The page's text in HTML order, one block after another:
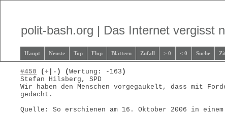
polit-bash.org | Das Internet vergisst
Haupt Neuste Top Flop Blättern Zufall > 0 < 0 Suche
#450 (+ - ) (Wertung: -163 )
Stefan Hilsberg, SPD
Wir haben den Menschen vorgegaukelt, dass mit
gedacht.
Quelle: So erschienen am 16. Oktober 2006 in